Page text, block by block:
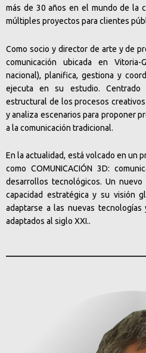
más de 30 años en el mundo de la
múltiples proyectos para clientes
Como socio y director de arte y de
comunicación ubicada en
nacional), planifica, gestiona y
ejecuta en su estudio.
estructural de los procesos
y analiza escenarios para proponer
a la comunicación tradicional.
En la actualidad, está volcado en un
como COMUNICACIÓN 3D:
desarrollos tecnológicos. Un
capacidad estratégica y su visión
adaptarse a las nuevas
adaptados al siglo XXI..